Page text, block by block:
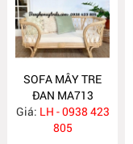
SOFA MÂY TRE
ĐAN MA713
Giá: LH - 0938 423
805